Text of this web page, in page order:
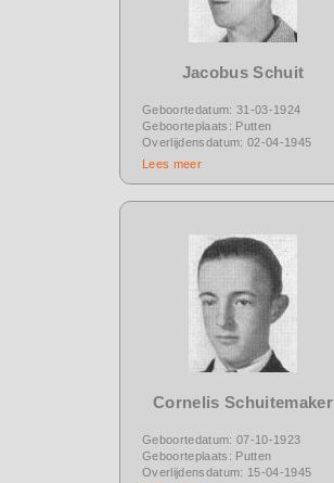
Jacobus Schuit
Geboortedatum: 31-03-1924
Geboorteplaats: Putten
Overlijdensdatum: 02-04-1945
Lees meer
Cornelis Schuitemaker
Geboortedatum: 07-10-1923
Geboorteplaats: Putten
Overlijdensdatum: 15-04-1945